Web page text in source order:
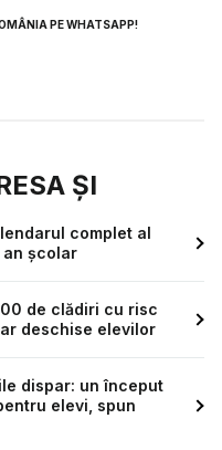
PE WHATSAPP!
ȘI
complet al
școlar
de clădiri cu risc
deschise elevilor
dispar: un început
elevi, spun